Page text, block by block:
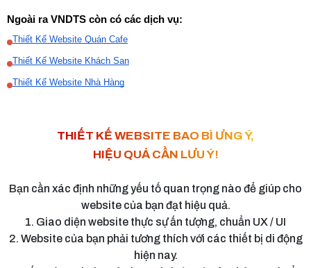
Ngoài ra VNDTS còn có các dịch vụ:
Thiết Kế Website Quán Cafe
Thiết Kế Website Khách Sạn
Thiết Kế Website Nhà Hàng
THIẾT KẾ WEBSITE BAO BÌ ƯNG Ý,
HIỆU QUẢ CẦN LƯU Ý!
Bạn cần xác định những yếu tố quan trọng nào để giúp cho
website của bạn đạt hiệu quả.
1. Giao diện website thực sự ấn tượng, chuẩn UX / UI
2. Website của bạn phải tương thích với các thiết bị di động
hiện nay.